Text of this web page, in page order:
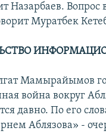
Назарбаев. Вопрос
Муратбек
Мамырайымов
война вокруг
давно. По его
Аблязова» -